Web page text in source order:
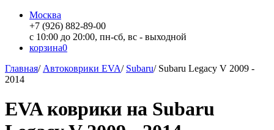
Москва
+7 (926) 882-89-00
с 10:00 до 20:00, пн-сб, вс - выходной
корзина0
Главная/ Автоковрики EVA/ Subaru/ Subaru Legacy V 2009 -
2014
EVA коврики на Subaru